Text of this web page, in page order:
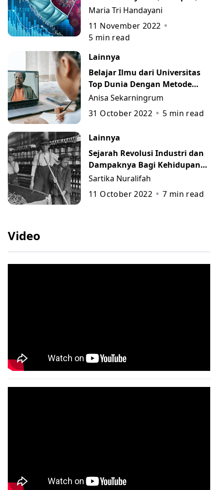
dan Cara Mengatasinya
Maria Tri Handayani
11 November 2022
5 min read
Lainnya
Belajar Ilmu dari Universitas
Top Dunia Dengan Metode
MOOC
Anisa Sekarningrum
31 October 2022
5 min read
Lainnya
Sejarah Revolusi Industri dan
Dampaknya Bagi Kehidupan
Manusia
Sartika Nuralifah
11 October 2022
7 min read
Video